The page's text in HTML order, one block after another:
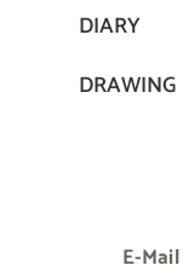
DIARY
DRAWING
E-Mail